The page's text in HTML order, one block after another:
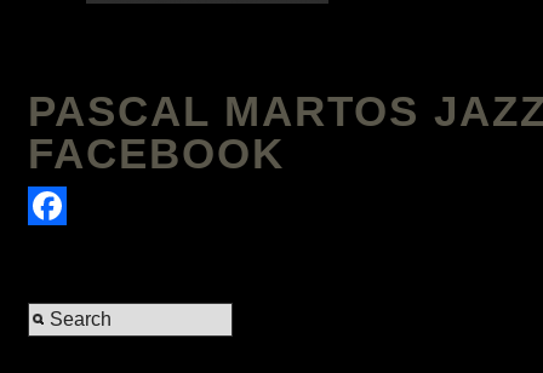
PASCAL MARTOS
FACEBOOK